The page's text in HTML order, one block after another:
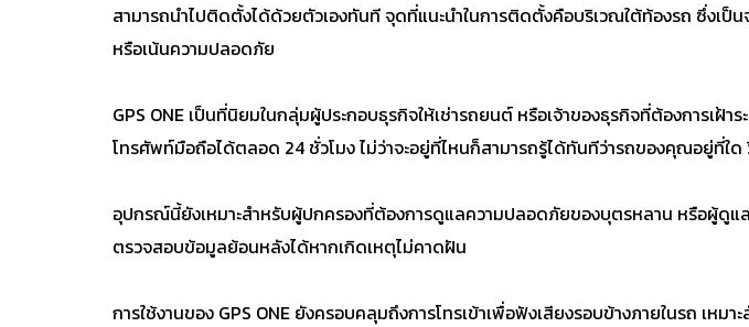
สามารถนำไปติดตั้งได้ด้วยตัวเองทันที จุดที่แนะนำในการติดตั้งคือบริเวณใต้ท้องรถ ซึ่ง
หรือเน้นความปลอดภัย
GPS ONE เป็นที่นิยมในกลุ่มผู้ประกอบธุรกิจให้เช่ารถยนต์ หรือเจ้าของธุรกิจที่ต้องการเ
โทรศัพท์มือถือได้ตลอด 24 ชั่วโมง ไม่ว่าจะอยู่ที่ไหนก็สามารถรู้ได้ทันทีว่ารถของคุณอยู่ที่ใด
อุปกรณ์นี้ยังเหมาะสำหรับผู้ปกครองที่ต้องการดูแลความปลอดภัยของบุตรหลาน หรือผู้ดูแล
ตรวจสอบข้อมูลย้อนหลังได้หากเกิดเหตุไม่คาดฝัน
การใช้งานของ GPS ONE ยังครอบคลุมถึงการโทรเข้าเพื่อฟังเสียงรอบข้างภายในรถ เ